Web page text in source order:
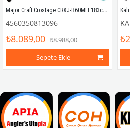
Major Craft Crostage CRXJ-B60MH 183cm Max 250gr (S2P) Tetikli Jigging Kamış
4560350813096
₺8.089,00 ₺8.988,00
Sepete Ekle